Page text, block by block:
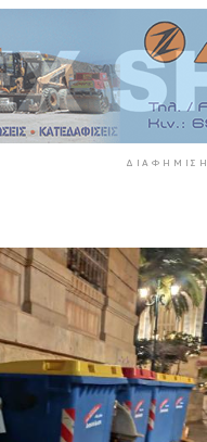
ΔΙΑΦΉΜΙΣΗ